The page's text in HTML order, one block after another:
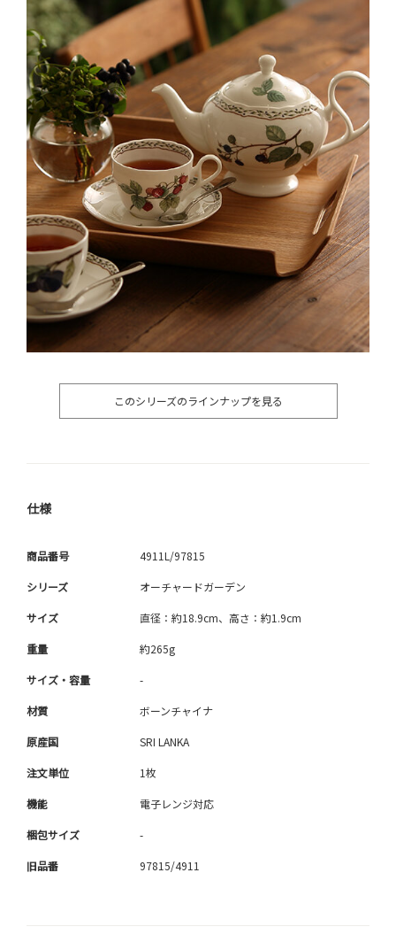
このシリーズのラインナップを見る
仕様
商品番号 4911L/97815
シリーズ オーチャードガーデン
サイズ 直径：約18.9cm、高さ：約1.9cm
重量 約265g
サイズ・容量 -
材質 ボーンチャイナ
原産国 SRI LANKA
注文単位 1枚
機能 電子レンジ対応
梱包サイズ -
旧品番 97815/4911